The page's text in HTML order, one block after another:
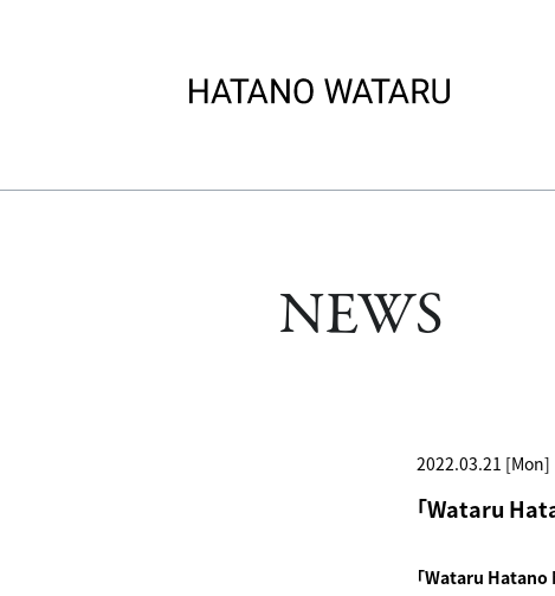
NEWS
2022.03.21 [Mon]
「Wataru
「Wataru Hatano